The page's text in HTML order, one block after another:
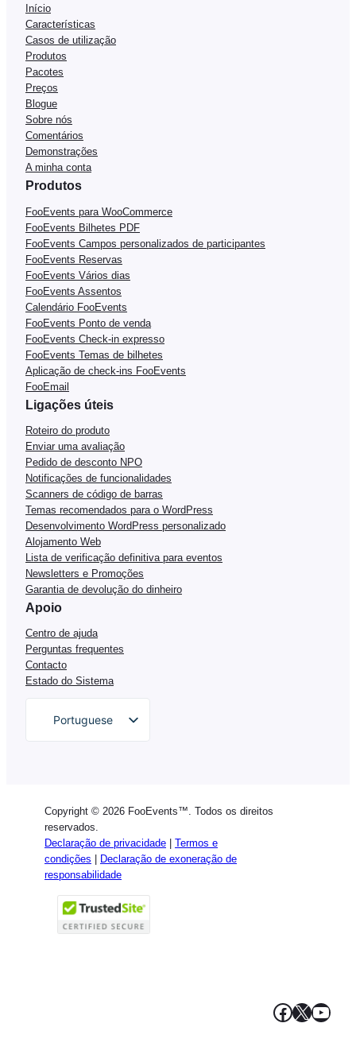
Início
Características
Casos de utilização
Produtos
Pacotes
Preços
Blogue
Sobre nós
Comentários
Demonstrações
A minha conta
Produtos
FooEvents para WooCommerce
FooEvents Bilhetes PDF
FooEvents Campos personalizados de participantes
FooEvents Reservas
FooEvents Vários dias
FooEvents Assentos
Calendário FooEvents
FooEvents Ponto de venda
FooEvents Check-in expresso
FooEvents Temas de bilhetes
Aplicação de check-ins FooEvents
FooEmail
Ligações úteis
Roteiro do produto
Enviar uma avaliação
Pedido de desconto NPO
Notificações de funcionalidades
Scanners de código de barras
Temas recomendados para o WordPress
Desenvolvimento WordPress personalizado
Alojamento Web
Lista de verificação definitiva para eventos
Newsletters e Promoções
Garantia de devolução do dinheiro
Apoio
Centro de ajuda
Perguntas frequentes
Contacto
Estado do Sistema
Portuguese
Spanish
Italian
French
Polish
Greek
Copyright © 2026 FooEvents™. Todos os direitos
reservados.
Declaração de privacidade
Termos e
condições
Declaração de exoneração de
responsabilidade
Facebook
X